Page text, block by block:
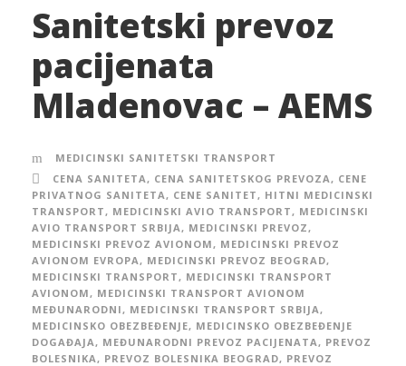
Sanitetski prevoz
pacijenata
Mladenovac – AEMS
MEDICINSKI SANITETSKI TRANSPORT
CENA SANITETA , CENA SANITETSKOG PREVOZA , CENE
PRIVATNOG SANITETA , CENE SANITET , HITNI MEDICINSKI
TRANSPORT , MEDICINSKI AVIO TRANSPORT , MEDICINSKI
AVIO TRANSPORT SRBIJA , MEDICINSKI PREVOZ ,
MEDICINSKI PREVOZ AVIONOM , MEDICINSKI PREVOZ
AVIONOM EVROPA , MEDICINSKI PREVOZ BEOGRAD,
MEDICINSKI TRANSPORT , MEDICINSKI TRANSPORT
AVIONOM , MEDICINSKI TRANSPORT AVIONOM
MEĐUNARODNI , MEDICINSKI TRANSPORT SRBIJA ,
MEDICINSKO OBEZBEĐENJE, MEDICINSKO OBEZBEĐENJE
DOGAĐAJA , MEĐUNARODNI PREVOZ PACIJENATA , PREVOZ
BOLESNIKA , PREVOZ BOLESNIKA BEOGRAD, PREVOZ